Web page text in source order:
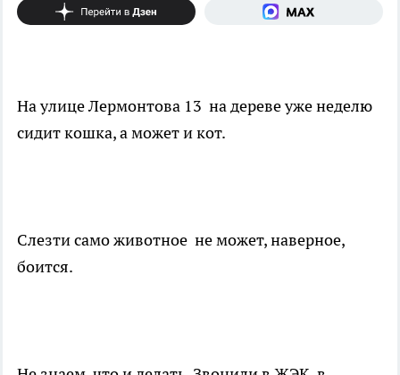
На улице Лермонтова 13 на дереве уже неделю
сидит кошка, а может и кот.
Слезти само животное не может, наверное,
боится.